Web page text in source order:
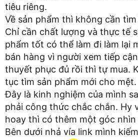
tiêu riêng.
Về sản phẩm thì không cần
Chỉ cần chất lượng và thực tế
phẩm tốt có thể làm đi làm lại
bán hàng vì người xem tiếp
thuyết phục đủ rồi thì tự mua.
tục tìm sản phẩm mới cho mệt.
Đây là kinh nghiệm của mình
phải công thức chắc chắn. Hy
hoay thì có thêm một góc nhìn
Bên dưới nhả vía link mình